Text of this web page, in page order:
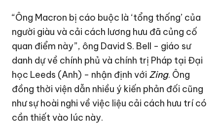
“Ông Macron bị cáo buộc là ‘tổng thống’ của
người giàu và cải cách lương hưu đã củng cố
quan điểm này”, ông David S. Bell - giáo sư
danh dự về chính phủ và chính trị Pháp tại Đại
học Leeds (Anh) - nhận định với Zing. Ông
đồng thời viện dẫn nhiều ý kiến phản đối cũng
như sự hoài nghi về việc liệu cải cách hưu trí có
cần thiết vào lúc này.